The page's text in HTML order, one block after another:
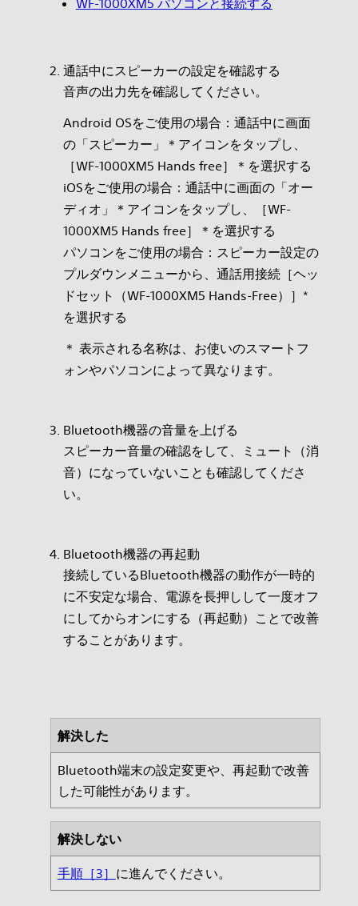
WF-1000XM5 パソコンと接続する
通話中にスピーカーの設定を確認する
音声の出力先を確認してください。
Android OSをご使用の場合：通話中に画面
の「スピーカー」＊アイコンをタップし、
［WF-1000XM5 Hands free］＊を選択する
iOSをご使用の場合：通話中に画面の「オー
ディオ」＊アイコンをタップし、［WF-
1000XM5 Hands free］＊を選択する
パソコンをご使用の場合：スピーカー設定の
プルダウンメニューから、通話用接続［ヘッ
ドセット（WF-1000XM5 Hands-Free）］*
を選択する
＊ 表示される名称は、お使いのスマートフ
ォンやパソコンによって異なります。
Bluetooth機器の音量を上げる
スピーカー音量の確認をして、ミュート（消
音）になっていないことも確認してくださ
い。
Bluetooth機器の再起動
接続しているBluetooth機器の動作が一時的
に不安定な場合、電源を長押しして一度オフ
にしてからオンにする（再起動）ことで改善
することがあります。
解決した
Bluetooth端末の設定変更や、再起動で改善
した可能性があります。
解決しない
手順［3］ に進んでください。